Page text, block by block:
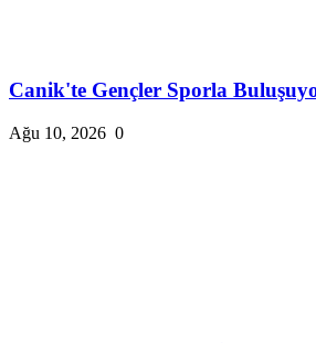
Canik'te Gençler Sporla
Ağu 10, 2026 0